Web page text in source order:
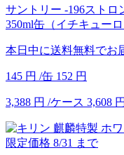
サントリー -196ストロ
350ml缶（イチキューロ
本日中に送料無料でお
145 円 /缶 152 円
3,388 円 /ケース 3,608 円
限定価格 8/31 まで